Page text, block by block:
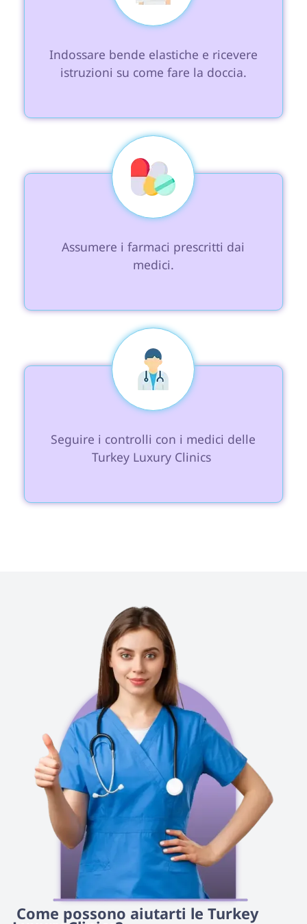
istruzioni su come fare la doccia.
Assumere i farmaci prescritti dai
medici.
Turkey Luxury Clinics